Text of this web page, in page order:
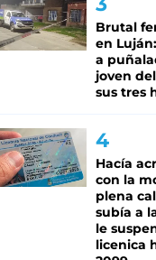
Brutal
en
a
joven
sus tres
Hacía
con la
plena
subía a
le
licenica